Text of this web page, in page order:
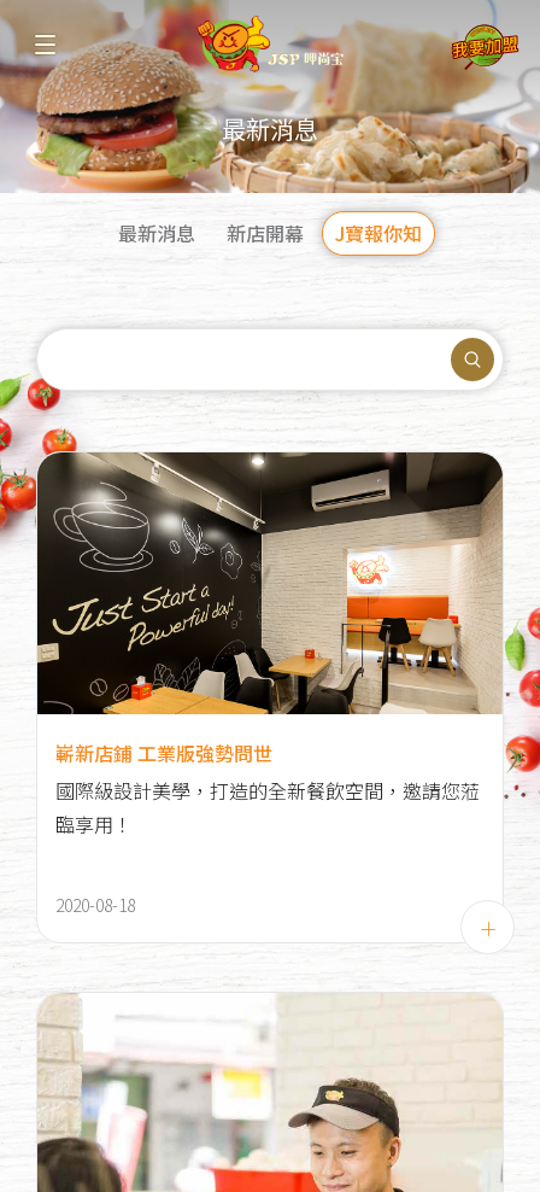
最新消息
最新消息 新店開幕 J寶報你知
嶄新店鋪 工業版強勢問世
國際級設計美學，打造的全新餐飲空間，邀請您蒞
臨享用！
2020-08-18